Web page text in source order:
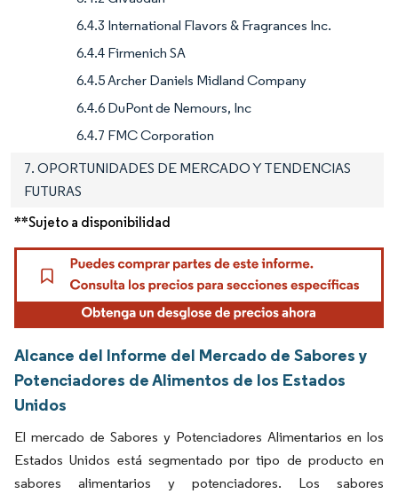
6.4.3 International Flavors & Fragrances Inc.
6.4.4 Firmenich SA
6.4.5 Archer Daniels Midland Company
6.4.6 DuPont de Nemours, Inc
6.4.7 FMC Corporation
7. OPORTUNIDADES DE MERCADO Y TENDENCIAS
FUTURAS
**Sujeto a disponibilidad
Alcance del Informe del Mercado de Sabores y
Potenciadores de Alimentos de los Estados
Unidos
El mercado de Sabores y Potenciadores Alimentarios en los
Estados Unidos está segmentado por tipo de producto en
sabores alimentarios y potenciadores. Los sabores